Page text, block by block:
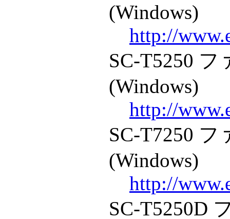
(Windows)
http://
SC-T5250
(Windows)
http://
SC-T7250
(Windows)
http://
SC-T5250D